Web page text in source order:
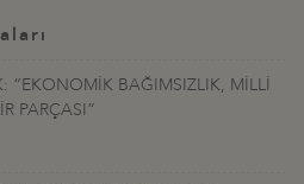
“EKONOMİK BAĞIMSIZLIK, MİLLİ
PARÇASI”